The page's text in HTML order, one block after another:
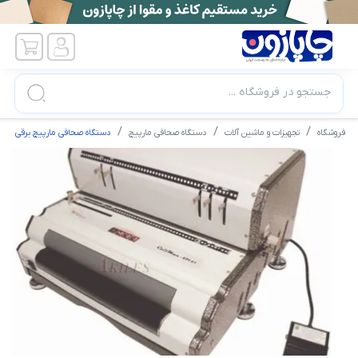
جستجو در فروشگاه ...
فروشگاه تجهیزات و ماشین آلات دستگاه صحافی مارپیچ